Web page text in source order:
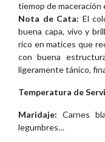
tiemop de maceración
Nota de Cata: El
buena capa, vivo y
rico en matices que
con buena
ligeramente tánico,
Temperatura de
Maridaje: Carnes
legumbres…